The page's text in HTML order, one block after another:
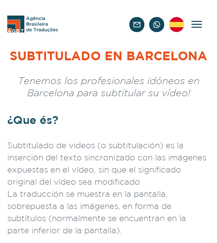
SUBTITULADO EN BARCELONA
Tenemos los profesionales idóneos en
Barcelona para subtitular su vídeo!
¿Que és?
Subtitulado de videos (o subtitulación) es la
inserción del texto sincronizado con las imágenes
expuestas en el vídeo, sin que el significado
original del vídeo sea modificado.
La traducción se muestra en la pantalla,
sobrepuesta a las imágenes, en forma de
subtítulos (normalmente se encuentran en la
parte inferior de la pantalla).